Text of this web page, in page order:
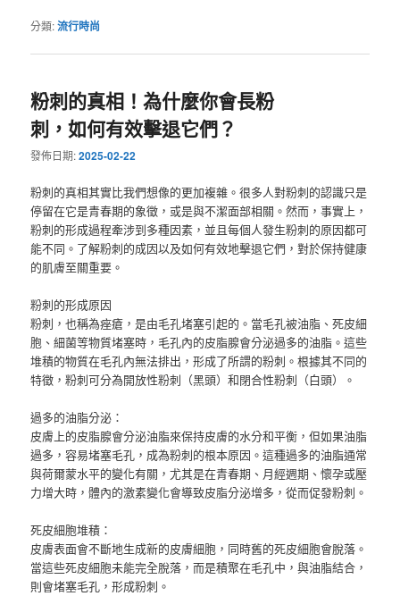
分類:流行時尚
粉刺的真相！為什麼你會長粉
刺，如何有效擊退它們？
發佈日期:2025-02-22
粉刺的真相其實比我們想像的更加複雜。很多人對粉刺的認識只是
停留在它是青春期的象徵，或是與不潔面部相關。然而，事實上，
粉刺的形成過程牽涉到多種因素，並且每個人發生粉刺的原因都可
能不同。了解粉刺的成因以及如何有效地擊退它們，對於保持健康
的肌膚至關重要。
粉刺的形成原因
粉刺，也稱為痤瘡，是由毛孔堵塞引起的。當毛孔被油脂、死皮細
胞、細菌等物質堵塞時，毛孔內的皮脂腺會分泌過多的油脂。這些
堆積的物質在毛孔內無法排出，形成了所謂的粉刺。根據其不同的
特徵，粉刺可分為開放性粉刺（黑頭）和閉合性粉刺（白頭）。
過多的油脂分泌：
皮膚上的皮脂腺會分泌油脂來保持皮膚的水分和平衡，但如果油脂
過多，容易堵塞毛孔，成為粉刺的根本原因。這種過多的油脂通常
與荷爾蒙水平的變化有關，尤其是在青春期、月經週期、懷孕或壓
力增大時，體內的激素變化會導致皮脂分泌增多，從而促發粉刺。
死皮細胞堆積：
皮膚表面會不斷地生成新的皮膚細胞，同時舊的死皮細胞會脫落。
當這些死皮細胞未能完全脫落，而是積聚在毛孔中，與油脂結合，
則會堵塞毛孔，形成粉刺。